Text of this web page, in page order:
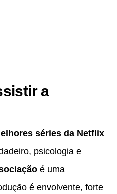
a
séries da Netflix
psicologia e
é uma
é envolvente, forte